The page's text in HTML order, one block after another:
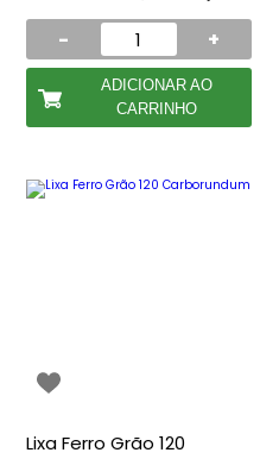
- +
ADICIONAR AO
CARRINHO
Lixa Ferro Grão 120